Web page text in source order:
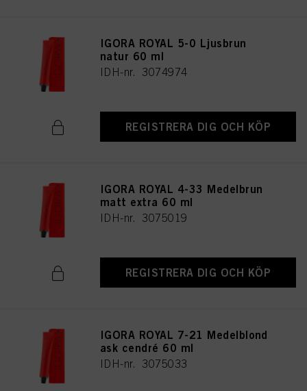
IGORA ROYAL 5-0 Ljusbrun
natur 60 ml
IDH-nr. 3074974
REGISTRERA DIG OCH KÖP
IGORA ROYAL 4-33 Medelbrun
matt extra 60 ml
IDH-nr. 3075019
REGISTRERA DIG OCH KÖP
IGORA ROYAL 7-21 Medelblond
ask cendré 60 ml
IDH-nr. 3075033